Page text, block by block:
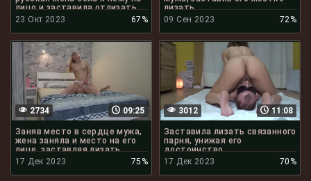
лицо и заставила отлизать
манду
23 Окт 2023 67%
лизать
09 Сен 2023
72%
09:25
2734
Заняв место в сердце мужа,
жена заняла и место на его
лице, заставляя лизать
17 Дек 2023
75%
11:08
3012
Заставила лизать связанного
парня, унижая его
достоинство
17 Дек 2023
70%